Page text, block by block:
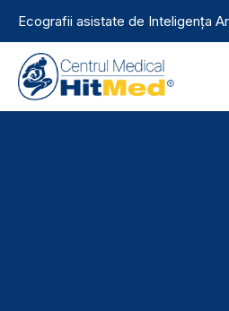
Ecografii asistate de Inteligența